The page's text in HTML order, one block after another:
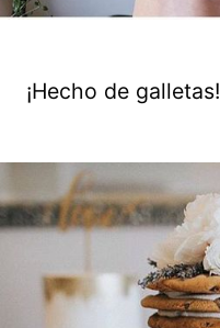
¡Hecho de galletas!